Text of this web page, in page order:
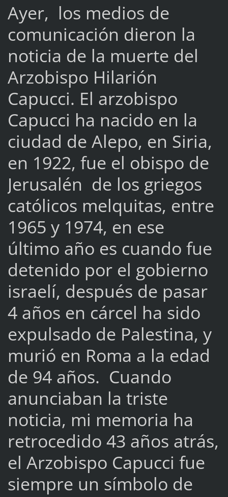
Ayer, los medios de
comunicación dieron la
noticia de la muerte del
Arzobispo Hilarión
Capucci. El arzobispo
Capucci ha nacido en la
ciudad de Alepo, en Siria,
en 1922, fue el obispo de
Jerusalén de los griegos
católicos melquitas, entre
1965 y 1974, en ese
último año es cuando fue
detenido por el gobierno
israelí, después de pasar
4 años en cárcel ha sido
expulsado de Palestina, y
murió en Roma a la edad
de 94 años. Cuando
anunciaban la triste
noticia, mi memoria ha
retrocedido 43 años atrás,
el Arzobispo Capucci fue
siempre un símbolo de